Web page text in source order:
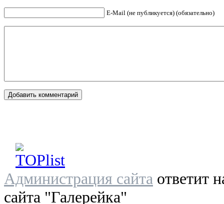
E-Mail (не публикуется) (обязательно)
Администрация сайта ответит
сайта "Галерейка"